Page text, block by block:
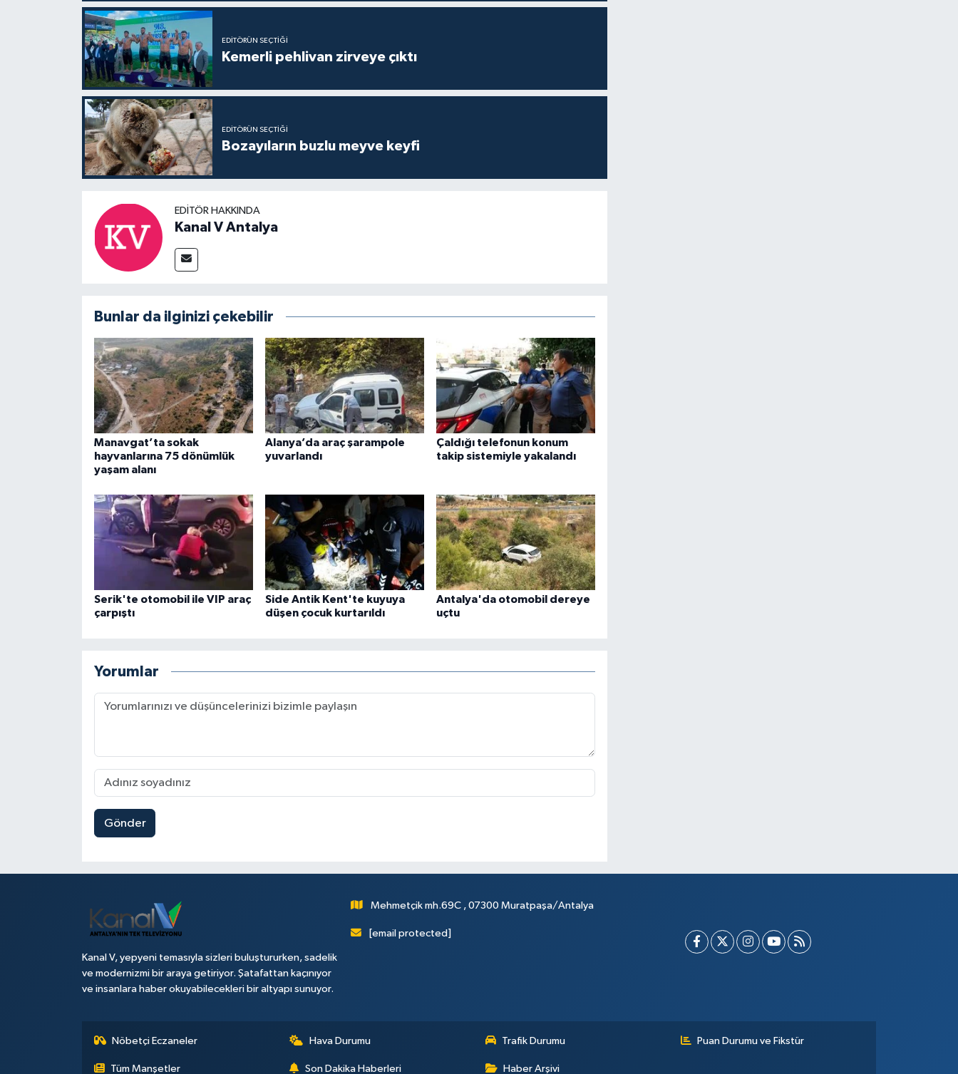
EDITÖRÜN SEÇTIĞI
Kemerli pehlivan zirveye çıktı
EDITÖRÜN SEÇTIĞI
Bozayıların buzlu meyve keyfi
EDITÖR HAKKINDA
Kanal V Antalya
Bunlar da ilginizi çekebilir
Manavgat’ta sokak
hayvanlarına 75 dönümlük
yaşam alanı
Alanya’da araç şarampole
yuvarlandı
Çaldığı telefonun konum
takip sistemiyle yakalandı
Serik'te otomobil ile VIP araç
çarpıştı
Side Antik Kent'te kuyuya
düşen çocuk kurtarıldı
Antalya'da otomobil dereye
uçtu
Yorumlar
Gönder
Kanal V, yepyeni temasıyla sizleri buluştururken, sadelik
ve modernizmi bir araya getiriyor. Şatafattan kaçınıyor
ve insanlara haber okuyabilecekleri bir altyapı sunuyor.
Mehmetçik mh.69C , 07300 Muratpaşa/Antalya
[email protected]
Nöbetçi Eczaneler Hava Durumu Trafik Durumu Puan Durumu ve Fikstür
Tüm Manşetler Son Dakika Haberleri Haber Arşivi